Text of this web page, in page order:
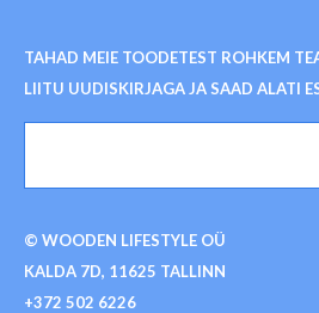
TAHAD MEIE TOODETEST ROHKEM
LIITU UUDISKIRJAGA JA SAAD ALATI
© WOODEN LIFESTYLE OÜ
KALDA 7D, 11625 TALLINN
+372 502 6226